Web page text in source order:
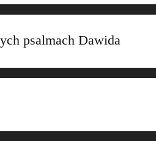
psalmach Dawida